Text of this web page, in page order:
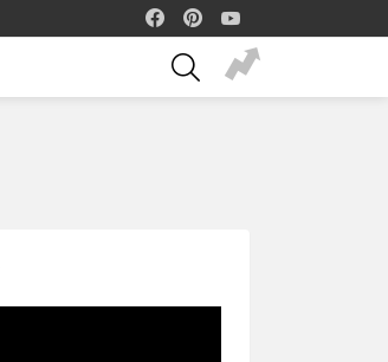
facebook
SEARCH